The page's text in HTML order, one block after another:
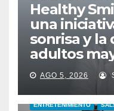
Healthy
una
sonrisa y la
adultos
AGO 5, 2026
ENTRETENIMIENTO